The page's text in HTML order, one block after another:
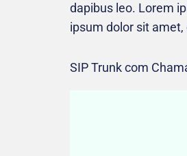
dapibus leo. Lorem
ipsum dolor sit
SIP Trunk com